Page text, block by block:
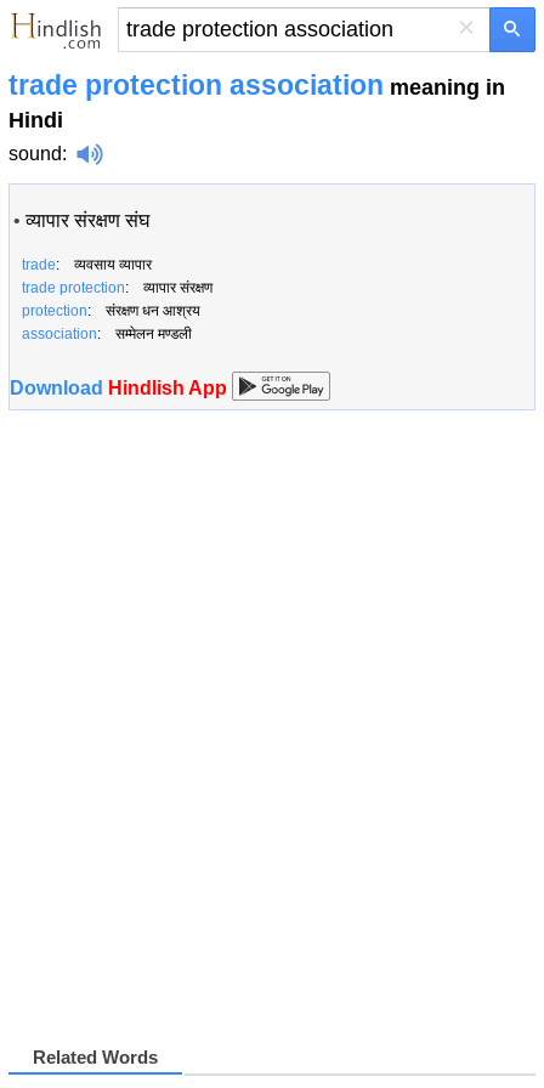
×
trade protection association meaning in
Hindi
sound:
•व्यापार संरक्षण संघ
trade: व्यवसाय व्यापार
trade protection: व्यापार संरक्षण
protection: संरक्षण धन आश्रय
association: सम्मेलन मण्डली
Download Hindlish App
Related Words